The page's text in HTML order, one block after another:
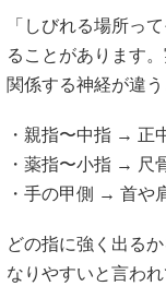
「しびれる場所っ
ることがあります
関係する神経が違
・親指〜中指 → 正
・薬指〜小指 → 尺
・手の甲側 → 首や
どの指に強く出る
なりやすいと言わ